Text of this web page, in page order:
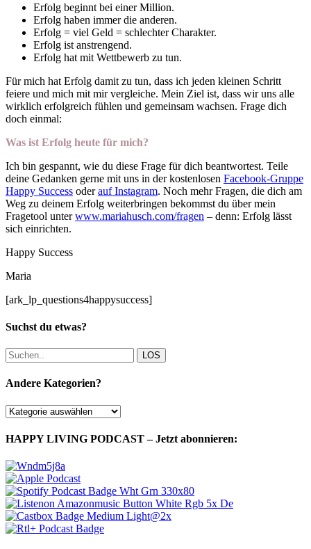
Erfolg beginnt bei einer Million.
Erfolg haben immer die anderen.
Erfolg = viel Geld = schlechter Charakter.
Erfolg ist anstrengend.
Erfolg hat mit Wettbewerb zu tun.
Für mich hat Erfolg damit zu tun, dass ich jeden kleinen Schritt
feiere und mich mit mir vergleiche. Mein Ziel ist, dass wir uns alle
wirklich erfolgreich fühlen und gemeinsam wachsen. Frage dich
doch einmal:
Was ist Erfolg heute für mich?
Ich bin gespannt, wie du diese Frage für dich beantwortest. Teile
deine Gedanken gerne mit uns in der kostenlosen Facebook-Gruppe
Happy Success oderauf Instagram. Noch mehr Fragen, die dich am
Weg zu deinem Erfolg weiterbringen bekommst du über mein
Fragetool unterwww.mariahusch.com/fragen – denn: Erfolg lässt
sich einrichten.
Happy Success
Maria
[ark_lp_questions4happysuccess]
Suchst du etwas?
LOS
Andere Kategorien?
Andere
HAPPY LIVING PODCAST – Jetzt abonnieren: